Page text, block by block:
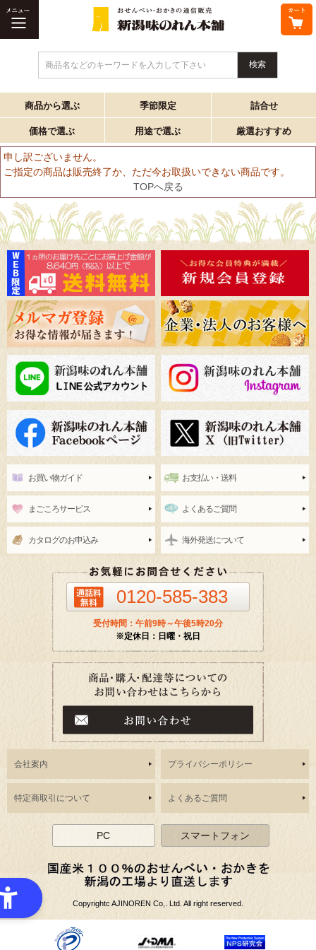
商品名などのキーワードを入力して下さい
商品から選ぶ 季節限定 詰合せ
価格で選ぶ 用途で選ぶ 厳選おすすめ
申し訳ございません。
ご指定の商品は販売終了か、ただ今お取扱いできない商品です。
TOPへ戻る
お買い物ガイド お支払い・送料
まごころサービス よくあるご質問
カタログのお申込み 海外発送について
0120-585-383
受付時間：午前9時～午後5時20分
※定休日：日曜・祝日
会社案内 プライバシーポリシー
特定商取引について よくあるご質問
PC スマートフォン
Copyrightc AJINOREN Co,. Ltd. All right reserved.